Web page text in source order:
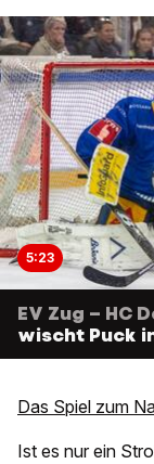
5:23
EV Zug – HC
wischt Puck
Das Spiel zum
Ist es nur ein